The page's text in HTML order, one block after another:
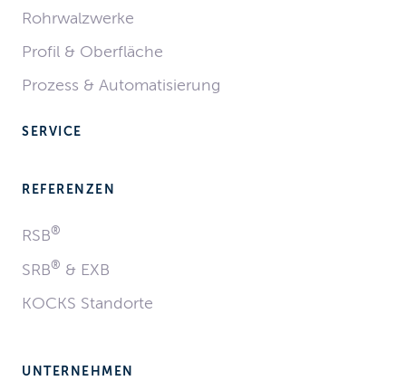
Rohrwalzwerke
Profil & Oberfläche
Prozess & Automatisierung
SERVICE
REFERENZEN
RSB®
SRB® & EXB
KOCKS Standorte
UNTERNEHMEN